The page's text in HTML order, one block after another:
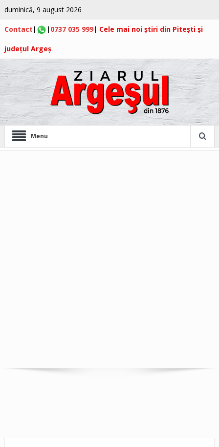
duminică, 9 august 2026
Contact | | 0737 035 999| Cele mai noi știri din Pitești și
județul Argeș
Menu